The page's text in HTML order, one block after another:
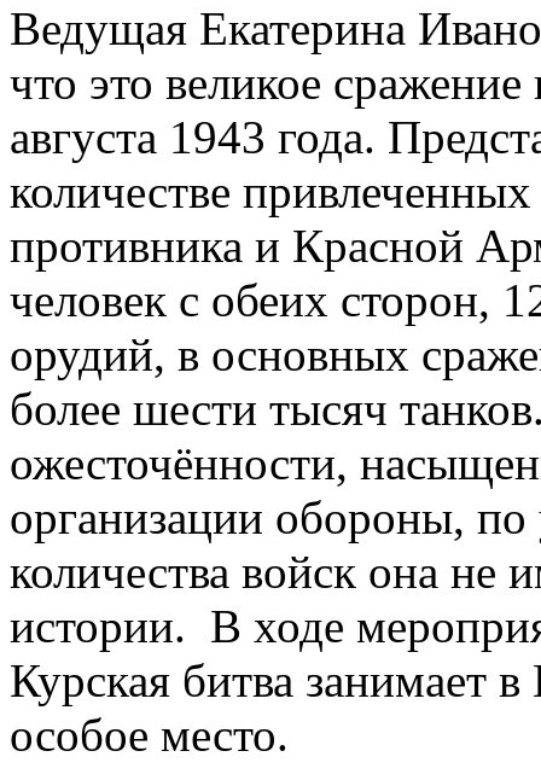
Ведущая Екатерина
что это великое
августа 1943 года.
количестве
противника и Красной
человек с обеих сторон,
орудий, в основных
более шести тысяч
ожесточённости,
организации обороны, по
количества войск она не
истории. В ходе
Курская битва занимает
особое место.